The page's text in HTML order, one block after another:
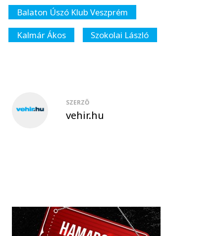
Balaton Úszó Klub Veszprém
Kalmár Ákos
Szokolai László
SZERZŐ
vehir.hu